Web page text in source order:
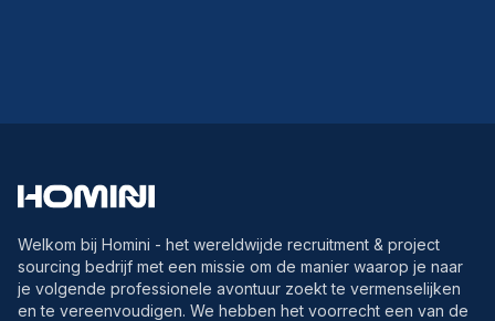
Welkom bij Homini - het wereldwijde recruitment & project
sourcing bedrijf met een missie om de manier waarop je naar
je volgende professionele avontuur zoekt te vermenselijken
en te vereenvoudigen. We hebben het voorrecht een van de